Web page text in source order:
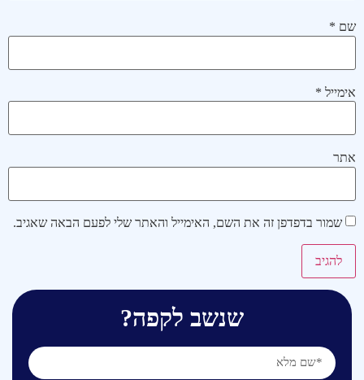
שם *
אימייל *
אתר
שמור בדפדפן זה את השם, האימייל והאתר שלי לפעם הבאה שאגיב.
שנשב לקפה?